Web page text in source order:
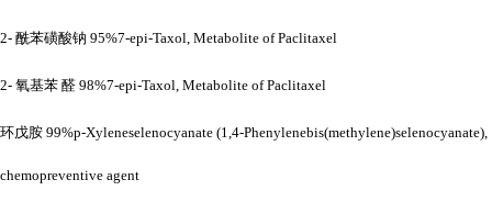
2- 酰苯磺酸钠 95%7-epi-Taxol, Metabolite of Paclitaxel
2- 氧基苯 醛 98%7-epi-Taxol, Metabolite of Paclitaxel
环戊胺 99%p-Xyleneselenocyanate (1,4-Phenylenebis(methylene)selenocyanate),
chemopreventive agent